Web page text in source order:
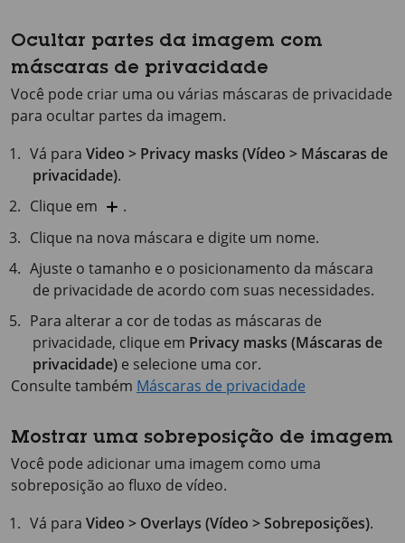
Ocultar partes da imagem com
máscaras de privacidade
Você pode criar uma ou várias máscaras de privacidade
para ocultar partes da imagem.
Vá paraVideo > Privacy masks (Vídeo > Máscaras de
privacidade).
Clique em
.
Clique na nova máscara e digite um nome.
Ajuste o tamanho e o posicionamento da máscara
de privacidade de acordo com suas necessidades.
Para alterar a cor de todas as máscaras de
privacidade, clique em Privacy masks (Máscaras de
privacidade) e selecione uma cor.
Consulte também Máscaras de privacidade
Mostrar uma sobreposição de imagem
Você pode adicionar uma imagem como uma
sobreposição ao fluxo de vídeo.
Vá paraVideo > Overlays (Vídeo > Sobreposições).